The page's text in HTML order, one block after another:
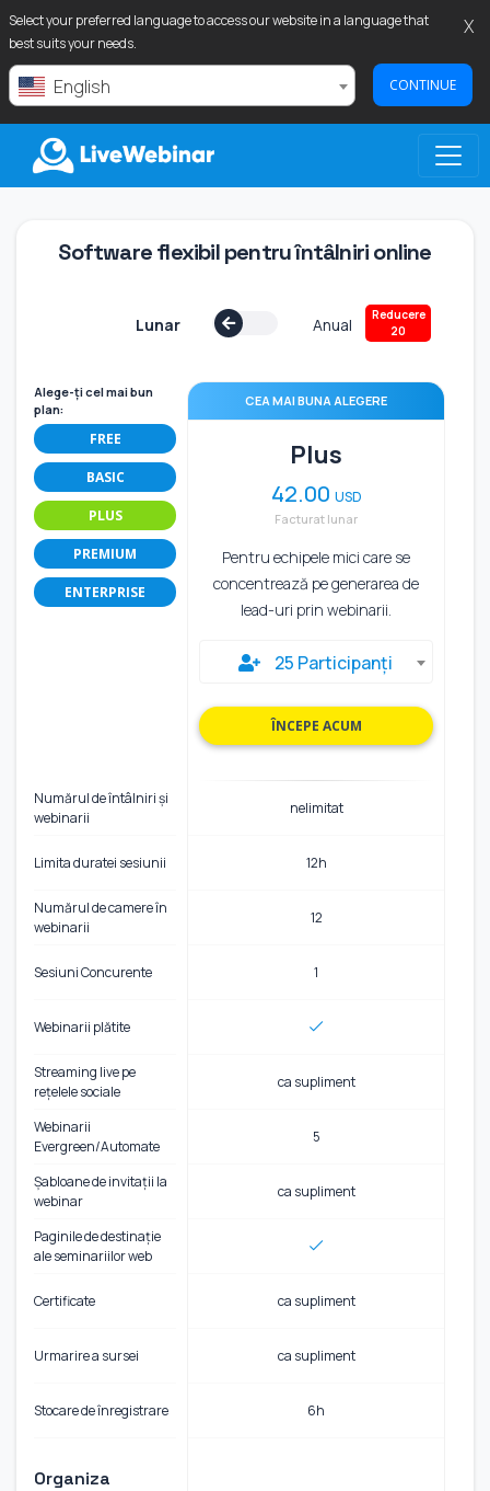
Select your preferred language to access our website in a language that
best suits your needs.
English CONTINUE
X
LIVEWEBINAR.COM
Software flexibil pentru întâlniri online
Lunar Anual
Reducere
20
Alege-ți cel mai bun
plan:
FREE
BASIC
PLUS
PREMIUM
ENTERPRISE
Numărul de întâlniri și
webinarii
Limita duratei sesiunii
Numărul de camere în
webinarii
Sesiuni Concurente
Webinarii plătite
Streaming live pe
rețelele sociale
Webinarii
Evergreen/Automate
Șabloane de invitații la
webinar
Paginile de destinație
ale seminariilor web
Certificate
Urmarire a sursei
Stocare de înregistrare
Organiza
CEA MAI BUNA ALEGERE
Plus
42.00 USD
Facturat lunar
Pentru echipele mici care se
concentrează pe generarea de
lead-uri prin webinarii.
25 Participanți
ÎNCEPE ACUM
nelimitat
12h
12
1
ca supliment
5
ca supliment
ca supliment
ca supliment
6h